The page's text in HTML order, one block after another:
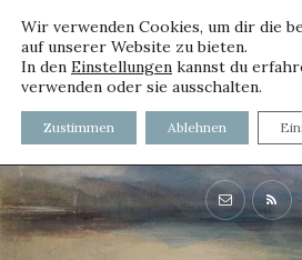
voller worte -
Wir verwenden Cookies, um dir die
auf unserer Website zu bieten.
In den Einstellungen kannst du
verwenden oder sie ausschalten.
Zustimmen Ablehnen